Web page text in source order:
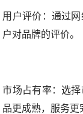
用户评价：通过
户对品牌的评价。
市场占有率：选
品更成熟，服务更